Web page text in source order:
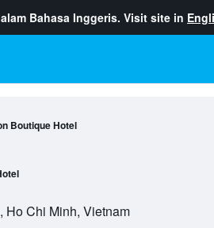
Bahasa Inggeris. Visit site in
Boutique Hotel
Ho Chi Minh, Vietnam